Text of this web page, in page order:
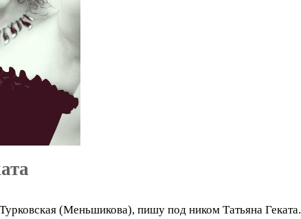
(Меньшикова), пишу под ником Татьяна Геката.